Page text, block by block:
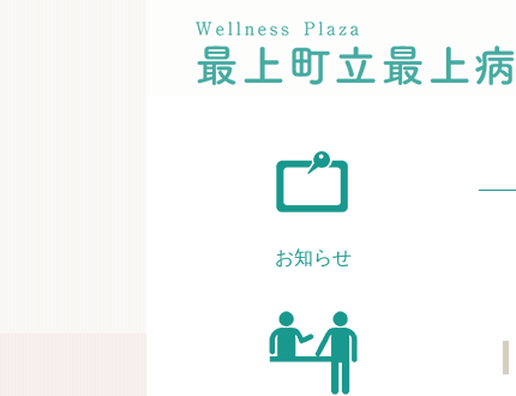
お知らせ